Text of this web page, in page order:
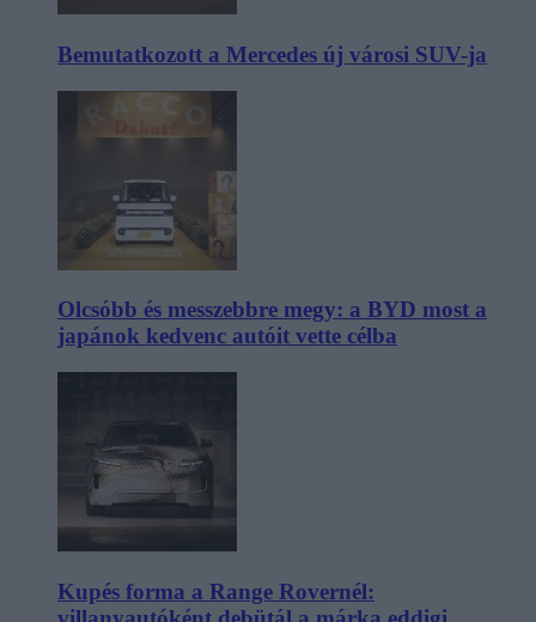
Bemutatkozott a Mercedes új városi SUV-ja
Olcsóbb és messzebbre megy: a BYD most a
japánok kedvenc autóit vette célba
Kupés forma a Range Rovernél: